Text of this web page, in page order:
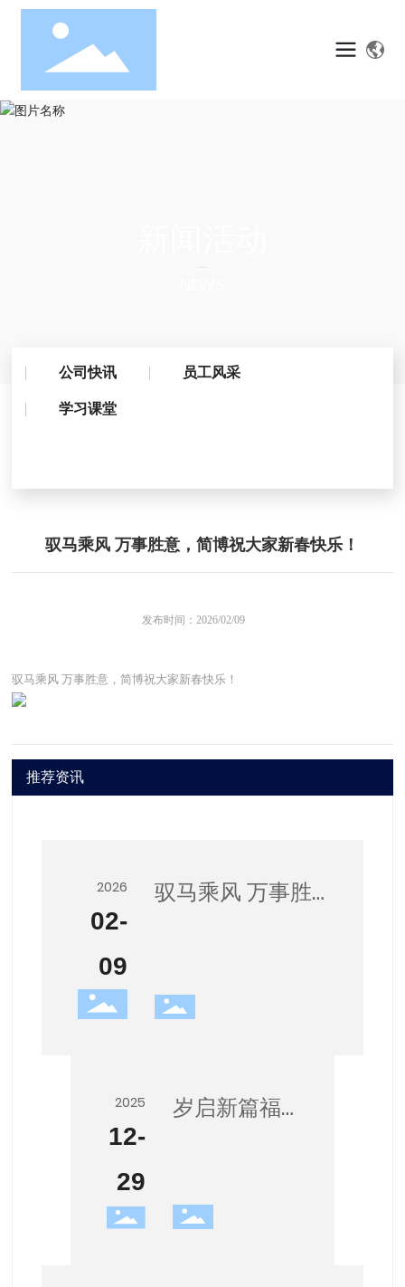
公司快讯
员工风采
学习课堂
驭马乘风 万事胜意，简博祝大家新春快乐！
发布时间： 2026/02/09
驭马乘风 万事胜意，简博祝大家新春快乐！
推荐资讯
2026
02-
09
驭马乘风 万事胜
2025
12-
29
岁启新篇福
快乐！